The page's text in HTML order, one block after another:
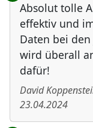
Absolut tolle
effektiv und
Daten bei
wird überall
dafür!
David
23.04.2024